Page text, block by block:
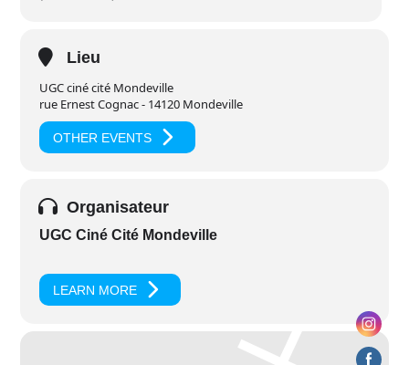
Lieu
UGC ciné cité Mondeville
rue Ernest Cognac - 14120 Mondeville
OTHER EVENTS
Organisateur
UGC Ciné Cité Mondeville
LEARN MORE